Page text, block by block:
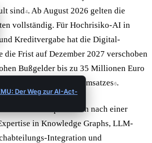
sind4. Ab August 2026 gelten die
vollständig. Für Hochrisiko-AI in
Kreditvergabe hat die Digital-
Frist auf Dezember 2027 verschoben
Bußgelder bis zu 35 Millionen Euro
des weltweiten Jahresumsatzes 6
Der Weg zur AI-Act-
.
in Europa suchen nach einer
in Knowledge Graphs, LLM-
Integration und